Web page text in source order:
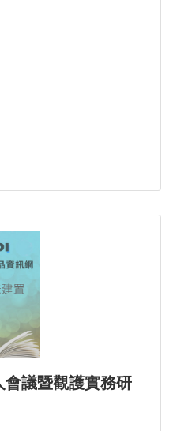
會議暨觀護實務研